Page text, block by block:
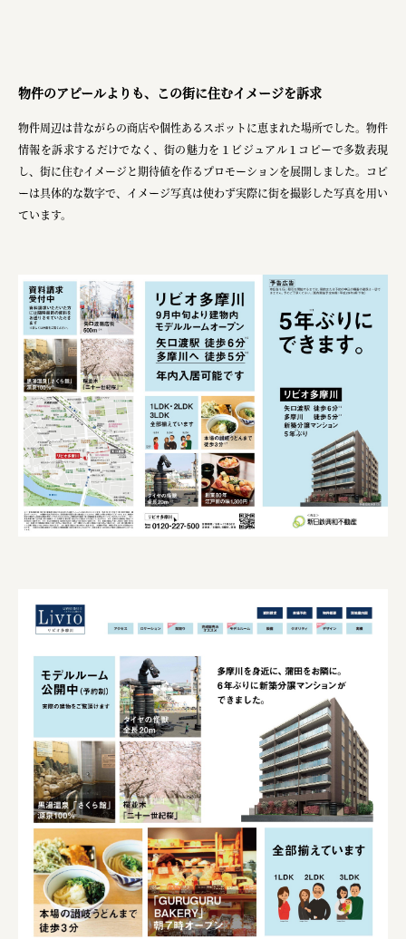
土佐しらす食堂二万匹
オーナークライアント 日南市／設計・施工 株式会社乃
株式会社美らイチゴ
amirisu株式会社
SPACE COTAN株式会社 / 大樹町役場企画商工課航空宇
株式会社オレンジページ​
フジ物産株式会社
ユウキ食品株式会社, 株式会社ビーツ
お茶と酒たすき
野村不動産ビルディング株式会社
大堀相馬焼陶吉郎窯
株式会社ゼロワンブースター
叶や豆冨 大椙食品
旭酒造株式会社
株式会社レリアン
日本出版販売株式会社
一般社団法人日本家具産業振興会、メッセフランクフ
フードバレーとかち首都圏プロモーション実行委員会
株式会社 中華・高橋
株式会社ITC
オクズミ商事
学校法人加藤学園
横浜市
物件のアピールよりも、この街に住むイメージを訴求​
物件周辺は昔ながらの商店や個性あるスポットに恵まれた場所でした。物件
情報を訴求するだけでなく、街の魅力を１ビジュアル１コピーで多数表現
し、街に住むイメージと期待値を作るプロモーションを展開しました。コピ
ーは具体的な数字で​、イメージ写真は使わず実際に街を撮影した写真を用い
ています。